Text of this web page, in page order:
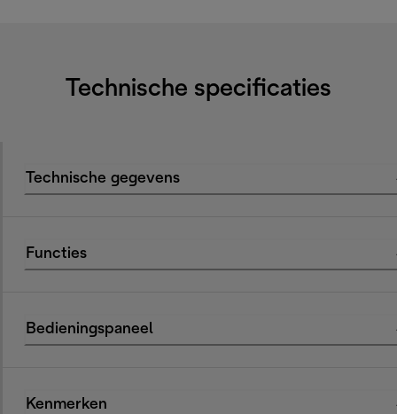
Technische specificaties
Technische gegevens
Functies
Bedieningspaneel
Kenmerken